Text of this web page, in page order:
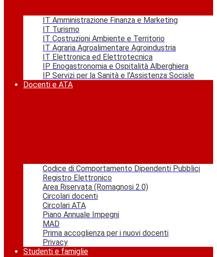
IT Amministrazione Finanza e Marketing
IT Turismo
IT Costruzioni Ambiente e Territorio
IT Agraria Agroalimentare Agroindustria
IT Elettronica ed Elettrotecnica
IP Enogastronomia e Ospitalità Alberghiera
IP Servizi per la Sanità e l'Assistenza Sociale
Docenti e ATA
Codice di Comportamento Dipendenti Pubblici
Registro Elettronico
Area Riservata (Romagnosi 2.0)
Circolari docenti
Circolari ATA
Piano Annuale Impegni
MAD
Prima accoglienza per i nuovi docenti
Privacy
Studenti e famiglie